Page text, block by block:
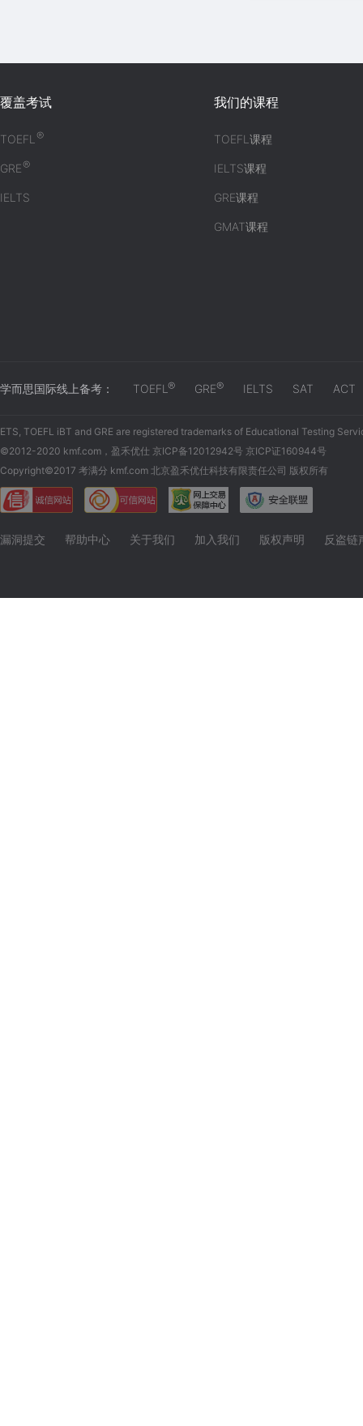
覆盖考试
TOEFL®
GRE®
IELTS
我们的课程
TOEFL课程
IELTS课程
GRE课程
GMAT课程
学而思国际线上备考： TOEFL ® GRE® IELTS SAT ACT
ETS, TOEFL iBT and GRE are registered trademarks of Educational Testing
©2012-2020 kmf.com，盈禾优仕 京ICP备12012942号 京ICP证160944号
Copyright©2017 考满分 kmf.com 北京盈禾优仕科技有限责任公司 版权所有
漏洞提交 帮助中心 关于我们 加入我们 版权声明 反盗链